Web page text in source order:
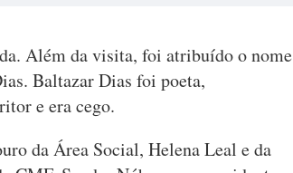
Além da visita, foi atribuído o nome
Baltazar Dias foi poeta,
e era cego.
da Área Social, Helena Leal e da